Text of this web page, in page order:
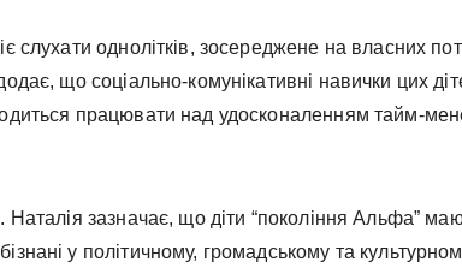
слухати однолітків, зосереджене на власних
що соціально-комунікативні навички цих
працювати над удосконаленням тайм-
Наталія зазначає, що діти “покоління Альфа”
у політичному, громадському та